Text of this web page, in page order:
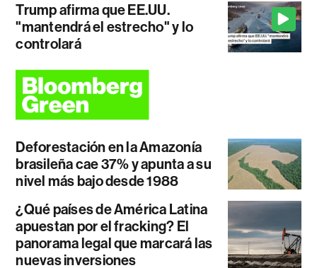
Trump afirma que EE.UU.
"mantendrá el estrecho" y lo
controlará
Deforestación en la Amazonía
brasileña cae 37% y apunta a su
nivel más bajo desde 1988
¿Qué países de América Latina
apuestan por el fracking? El
panorama legal que marcará las
nuevas inversiones